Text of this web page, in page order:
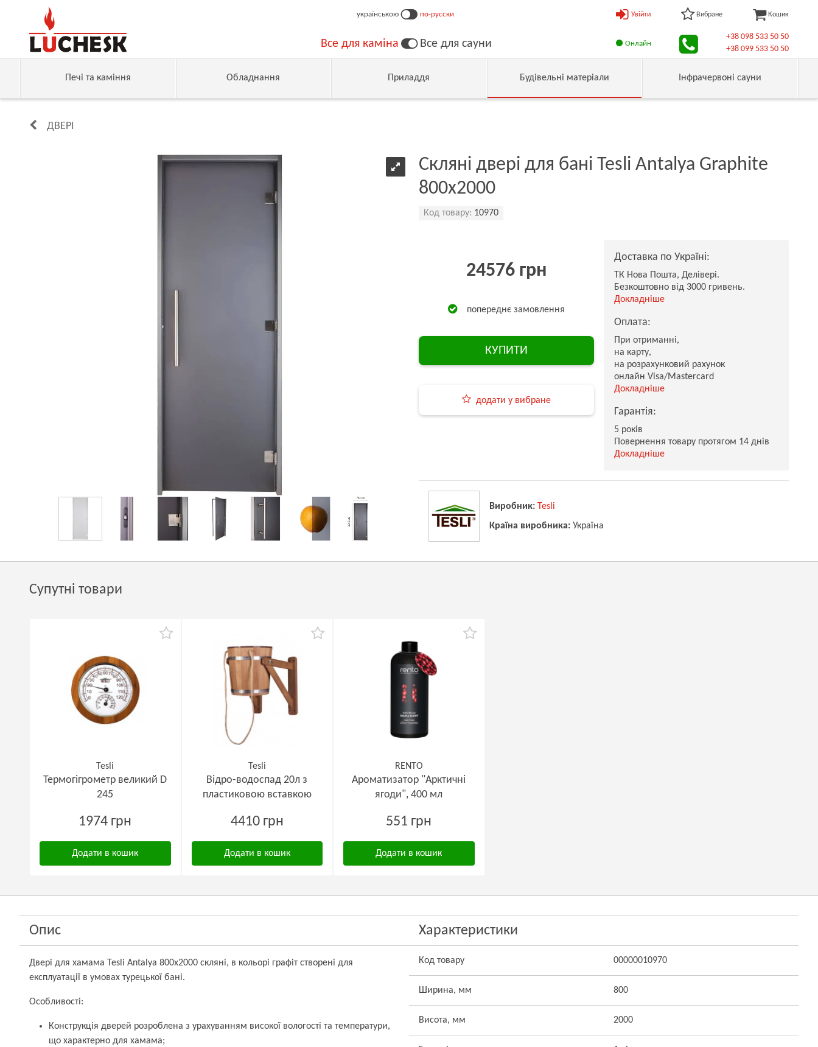
українською по-русски
Все для каміна Все для сауни
Увійти Вибране Кошик
Онлайн
+38 098 533 50 50
+38 099 533 50 50
Печі та каміння Обладнання Приладдя Будівельні матеріали Інфрачервоні сауни
ДВЕРІ
Скляні двері для бані Tesli Antalya Graphite
800х2000
Код товару: 10970
24576 грн
попереднє замовлення
КУПИТИ
додати у вибране
Доставка по Україні:
ТК Нова Пошта, Делівері.
Безкоштовно від 3000 гривень.
Докладніше
Оплата:
При отриманні,
на карту,
на розрахунковий рахунок
онлайн Visa/Mastercard
Докладніше
Гарантія:
5 років
Повернення товару протягом 14 днів
Докладніше
Виробник: Tesli
Країна виробника: Україна
Супутні товари
Tesli
Термогігрометр великий D
245
1974 грн
Додати в кошик
Tesli
Відро-водоспад 20л з
пластиковою вставкою
4410 грн
Додати в кошик
RENTO
Ароматизатор "Арктичні
ягоди", 400 мл
551 грн
Додати в кошик
Опис
Двері для хамама Tesli Antalya 800х2000 скляні, в кольорі графіт створені для
експлуатації в умовах турецької бані.
Особливості:
Конструкція дверей розроблена з урахуванням високої вологості та температури,
що характерно для хамама;
Характеристики
Код товару 00000010970
Ширина, мм 800
Висота, мм 2000